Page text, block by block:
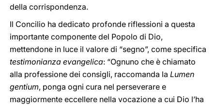
della corrispondenza.
Il Concilio ha dedicato profonde riflessioni a questa
importante componente del Popolo di Dio,
mettendone in luce il valore di “segno”, come specifica
testimonianza evangelica: “Ognuno che è chiamato
alla professione dei consigli, raccomanda la Lumen
gentium, ponga ogni cura nel perseverare e
maggiormente eccellere nella vocazione a cui Dio l’ha